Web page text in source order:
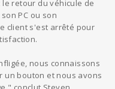
retour du véhicule de
PC ou son
client s'est arrêté pour
nous connaissons
un bouton et nous avons